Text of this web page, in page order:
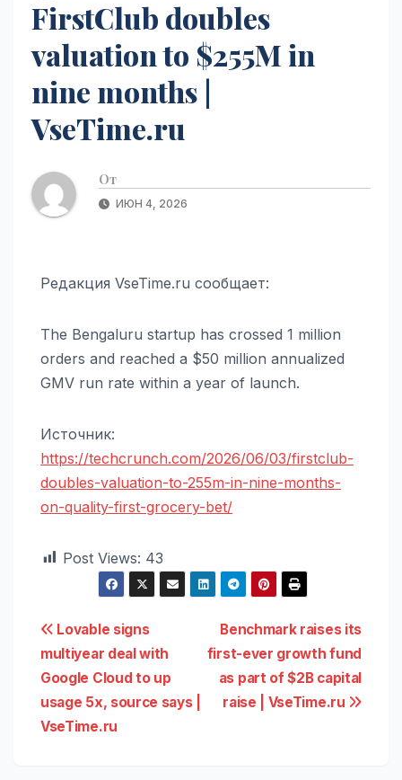
FirstClub doubles
valuation to $255M in
nine months |
VseTime.ru
От
ИЮН 4, 2026
Редакция VseTime.ru сообщает:
The Bengaluru startup has crossed 1 million
orders and reached a $50 million annualized
GMV run rate within a year of launch.
Источник:
https://techcrunch.com/2026/06/03/firstclub-
doubles-valuation-to-255m-in-nine-months-
on-quality-first-grocery-bet/
Post Views: 43
Навигация
по
записям
Benchmark raises its
first-ever growth fund
as part of $2B capital
raise | VseTime.ru
Lovable signs
multiyear deal with
Google Cloud to up
usage 5x, source says |
VseTime.ru